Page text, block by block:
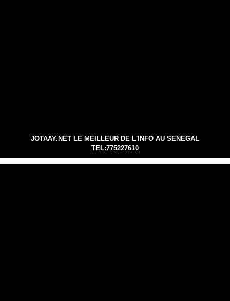
JOTAAY.NET LE MEILLEUR DE L'INFO AU SENEGAL
TEL:775227610